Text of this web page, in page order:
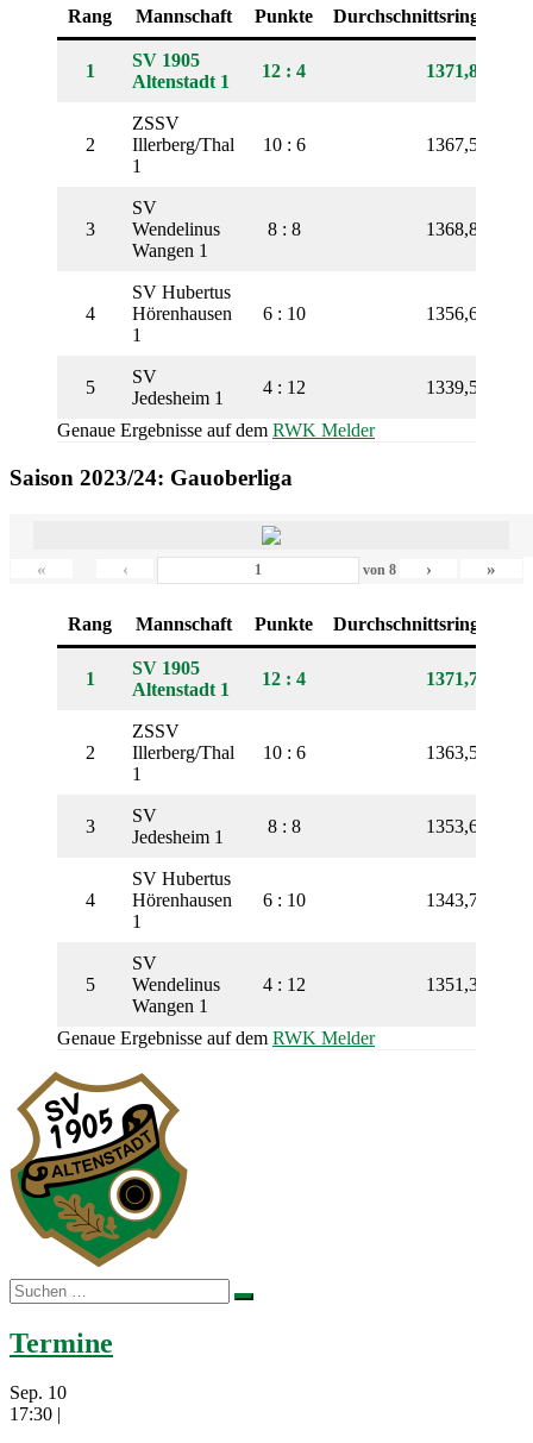
Rang Mannschaft Punkte Durchschnittsringe
1
SV 1905
Altenstadt 1
12 : 4 1371,88
2
ZSSV
Illerberg/Thal
1
10 : 6 1367,50
3
SV
Wendelinus
Wangen 1
8 : 8 1368,88
4
SV Hubertus
Hörenhausen
1
6 : 10 1356,63
5
SV
Jedesheim 1
4 : 12 1339,50
Genaue Ergebnisse auf dem RWK Melder
Saison 2023/24: Gauoberliga
« ‹ von8 › »
Rang Mannschaft Punkte Durchschnittsringe
1
SV 1905
Altenstadt 1
12 : 4 1371,75
2
ZSSV
Illerberg/Thal
1
10 : 6 1363,50
3
SV
Jedesheim 1
8 : 8 1353,63
4
SV Hubertus
Hörenhausen
1
6 : 10 1343,75
5
SV
Wendelinus
Wangen 1
4 : 12 1351,38
Genaue Ergebnisse auf dem RWK Melder
Suchen
nach:
Termine
Sep. 10
17:30 |